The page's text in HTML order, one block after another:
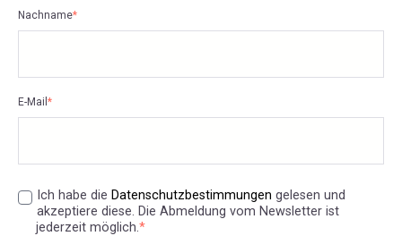
Nachname*
E-Mail *
Ich habe die Datenschutzbestimmungen gelesen und
akzeptiere diese. Die Abmeldung vom Newsletter ist
jederzeit möglich.*